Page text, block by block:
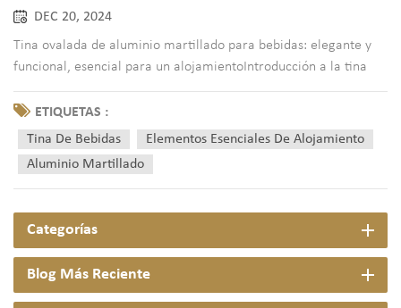
DEC 20, 2024
Tina ovalada de aluminio martillado para bebidas: elegante y
funcional, esencial para un alojamientoIntroducción a la tina
para bebidas de aluminio martillado ovaladoImagine organizar
una reunión en la que sus invitados no solo queden
impresionados por su hospitalidad sino también por la
elegancia e...
ETIQUETAS :
Tina De Bebidas
Elementos Esenciales De Alojamiento
Aluminio Martillado
Categorías
Blog Más Reciente